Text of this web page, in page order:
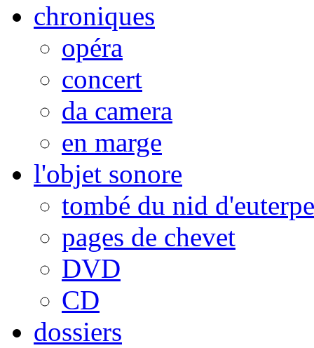
chroniques
opéra
concert
da camera
en marge
l'objet sonore
tombé du nid d'euterpe
pages de chevet
DVD
CD
dossiers